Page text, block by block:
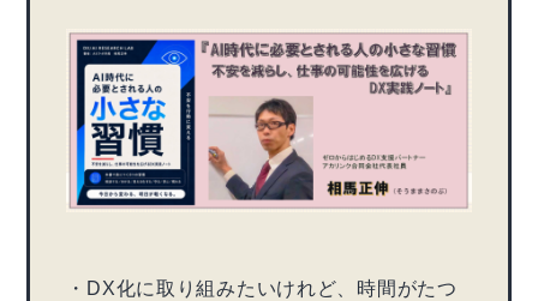
・DX化に取り組みたいけれど、時間がたつ